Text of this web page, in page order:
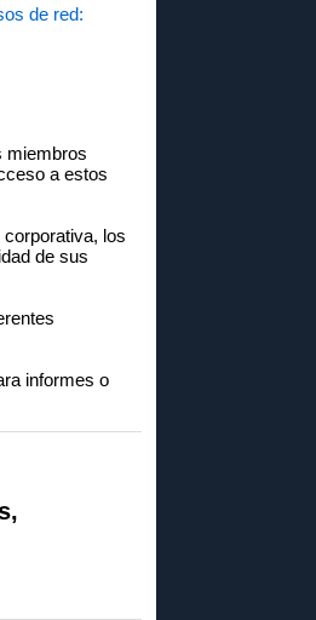
de red:
miembros
a estos
los
de sus
informes o